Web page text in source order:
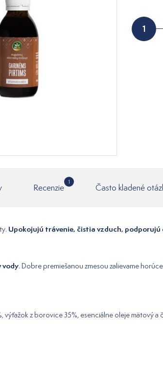
Recenzie
1
Často kladené
Upokojujú trávenie, čistia vzduch,
vody. Dobre premiešanou zmesou zalievame
z borovice 35%, esenciálne oleje mätový a